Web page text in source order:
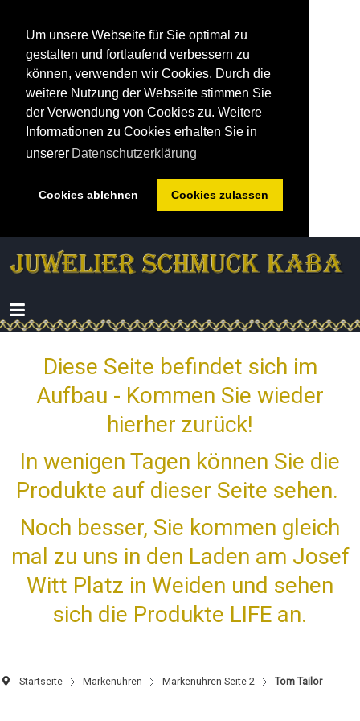
Um unsere Webseite für Sie optimal zu
gestalten und fortlaufend verbessern zu
können, verwenden wir Cookies. Durch die
weitere Nutzung der Webseite stimmen Sie
der Verwendung von Cookies zu. Weitere
Informationen zu Cookies erhalten Sie in
unserer Datenschutzerklärung
Cookies ablehnen Cookies zulassen
Diese Seite befindet sich im
Aufbau - Kommen Sie wieder
hierher zurück!
In wenigen Tagen können Sie die
Produkte auf dieser Seite sehen.
Noch besser, Sie kommen gleich
mal zu uns in den Laden am Josef
Witt Platz in Weiden und sehen
sich die Produkte LIFE an.
Startseite Markenuhren Markenuhren Seite 2 Tom Tailor